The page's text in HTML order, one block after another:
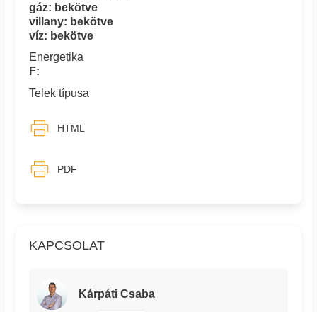
KAPCSOLAT
Kárpáti Csaba
gáz: bekötve
villany: bekötve
víz: bekötve
Energetika
F:
Telek típusa
HTML
PDF